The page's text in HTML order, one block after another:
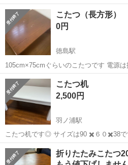
願いします
徳島 板野郡 板野駅 テーブル
こたつ（長方形）
0円
徳島駅
105cm×75cmぐらいのこたつです 電源
が、現時点で見つかっていません 天板
たあと）があります 必要な方がいらっしゃいましたらお知らせ下さい
近くの場所で...
徳島 徳島市 徳島駅
こたつ机
2,500円
羽ノ浦駅
こたつ机です◎ サイズは90 ✖️６０✖️38です！ 机の表面に使用
じますがまだまだ使用可能だと思います
コメントよろしくお願いします♩
徳島 阿南市 羽ノ浦駅 テーブル
折りたたみこたつ